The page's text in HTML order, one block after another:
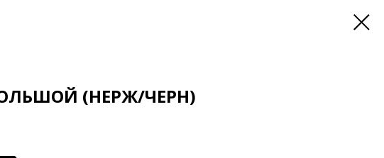
(НЕРЖ/ЧЕРН)